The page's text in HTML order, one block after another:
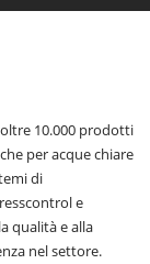
10.000 prodotti
per acque chiare
di
e
qualità e alla
nel settore.